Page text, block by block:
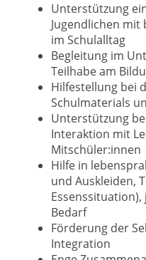
Unterstützung
Jugendlichen
im Schulalltag
Begleitung im
Teilhabe am
Hilfestellung bei
Schulmaterials
Unterstützung
Interaktion mit
Mitschüler:innen
Hilfe in
und Auskleiden,
Bedarf
Förderung der
Integration